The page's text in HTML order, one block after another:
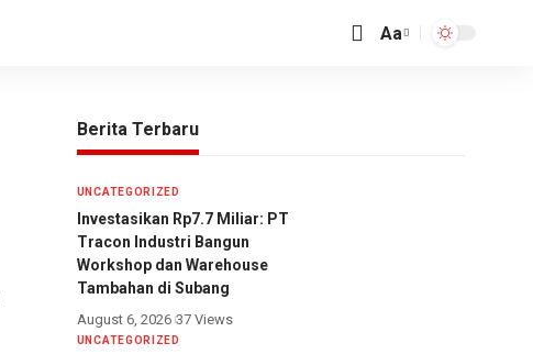
Aa
Berita Terbaru
UNCATEGORIZED
Investasikan Rp7.7 Miliar: PT
Tracon Industri Bangun
Workshop dan Warehouse
Tambahan di Subang
August 6, 2026 37 Views
UNCATEGORIZED